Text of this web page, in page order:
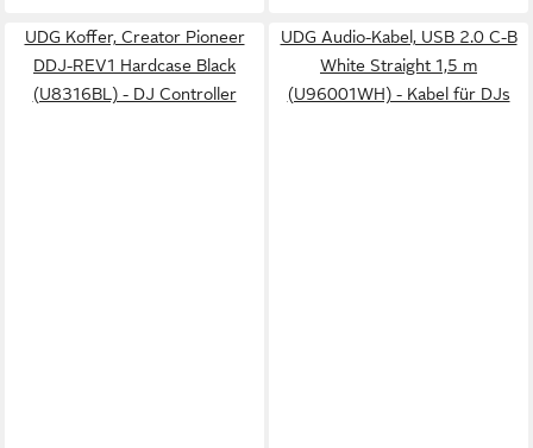
UDG Koffer, Creator Pioneer
DDJ-REV1 Hardcase Black
(U8316BL) - DJ Controller
UDG Audio-Kabel, USB 2.0 C-B
White Straight 1,5 m
(U96001WH) - Kabel für DJs